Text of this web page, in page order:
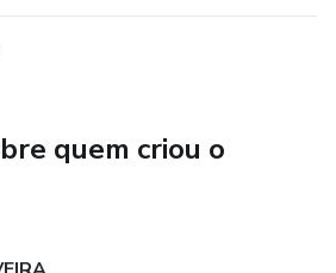
sobre a cultura brasileira, a
e inspiração, este produto
sua mente e seu coração.
o e-book “O REI DA NOITE – VIDA
quem criou o